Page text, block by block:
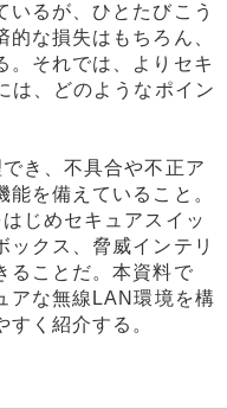
いるが、ひとたびこう
な損失はもちろん、
。それでは、よりセキ
は、どのようなポイン
き、不具合や不正ア
を備えていること。
じめセキュアスイッ
ックス、脅威インテリ
ることだ。本資料で
アな無線LAN環境を構
く紹介する。